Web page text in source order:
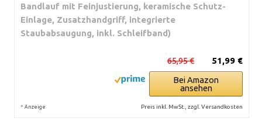
Bandlauf mit Feinjustierung, keramische Schutz-
Einlage, Zusatzhandgriff, integrierte
Staubabsaugung, inkl. Schleifband)
51,99 €
65,95 €
Bei Amazon
ansehen
* Anzeige Preis inkl. MwSt., zzgl. Versandkosten